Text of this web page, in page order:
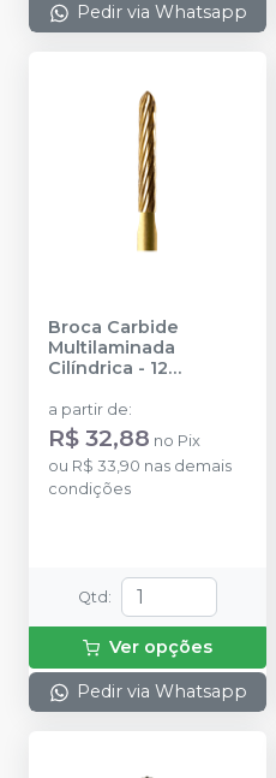
Pedir via Whatsapp
Broca Carbide
Multilaminada
Cilíndrica - 12
PRIMA DENTAL BY
ANGELUS
a partir de:
R$ 32,88 no Pix
ou R$ 33,90 nas demais
condições
Qtd :
Ver opções
Pedir via Whatsapp